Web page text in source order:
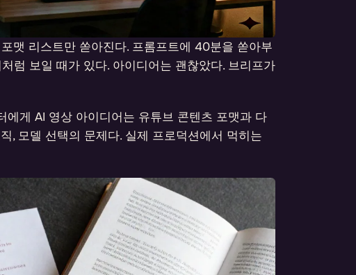
맷 리스트만 쏟아진다. 프롬프트에 40분을 쏟아부
럼 보일 때가 있다. 아이디어는 괜찮았다. 브리프가
에게 AI 영상 아이디어는 유튜브 콘텐츠 포맷과 다
, 모델 선택의 문제다. 실제 프로덕션에서 먹히는